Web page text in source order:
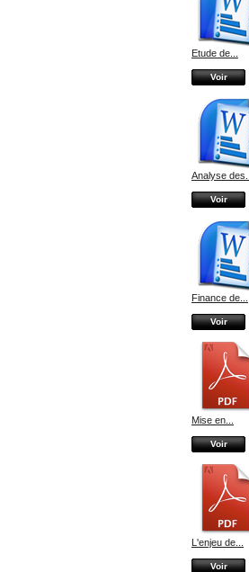
Etude de...
Voir
Analyse des...
Voir
Finance de...
Voir
Mise en...
Voir
L'enjeu de...
Voir